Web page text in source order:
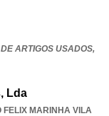
ARTIGOS USADOS,
Lda
FELIX MARINHA VILA